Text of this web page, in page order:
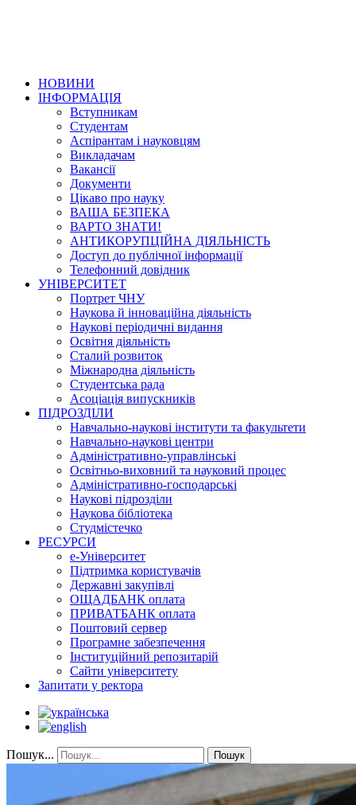
НОВИНИ
ІНФОРМАЦІЯ
Вступникам
Студентам
Аспірантам і науковцям
Викладачам
Вакансії
Документи
Цікаво про науку
ВАША БЕЗПЕКА
ВАРТО ЗНАТИ!
АНТИКОРУПЦІЙНА ДІЯЛЬНІСТЬ
Доступ до публічної інформації
Телефонний довідник
УНІВЕРСИТЕТ
Портрет ЧНУ
Наукова й інноваційна діяльність
Наукові періодичні видання
Освітня діяльність
Сталий розвиток
Міжнародна діяльність
Студентська рада
Асоціація випускників
ПІДРОЗДІЛИ
Навчально-наукові інститути та факультети
Навчально-наукові центри
Адміністративно-управлінські
Освітньо-виховний та науковий процес
Адміністративно-господарські
Наукові підрозділи
Наукова бібліотека
Студмістечко
РЕСУРСИ
е-Університет
Підтримка користувачів
Державні закупівлі
ОЩАДБАНК оплата
ПРИВАТБАНК оплата
Поштовий сервер
Програмне забезпечення
Інституційний репозитарій
Сайти університету
Запитати у ректора
Пошук... Пошук